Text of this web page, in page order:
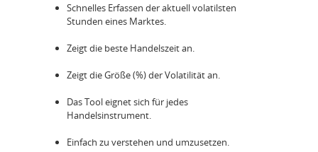
Schnelles Erfassen der aktuell volatilsten
Stunden eines Marktes.
Zeigt die beste Handelszeit an.
Zeigt die Größe (%) der Volatilität an.
Das Tool eignet sich für jedes
Handelsinstrument.
Einfach zu verstehen und umzusetzen.